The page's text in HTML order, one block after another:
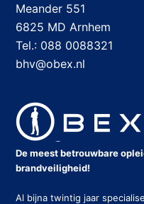
Meander 551
6825 MD Arnhem
Tel.: 088 0088321
bhv@obex.nl
De meest betrouwbare
brandveiligheid!
Al bijna twintig jaar